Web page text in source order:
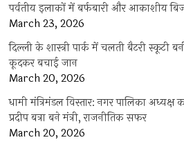
पर्वतीय इलाकों में बर्फबारी और आकाशीय
March 23, 2026
दिल्ली के शास्त्री पार्क में चलती बैटरी
कूदकर बचाई जान
March 20, 2026
धामी मंत्रिमंडल विस्तार: नगर पालिका
प्रदीप बत्रा बने मंत्री, राजनीतिक सफर
March 20, 2026